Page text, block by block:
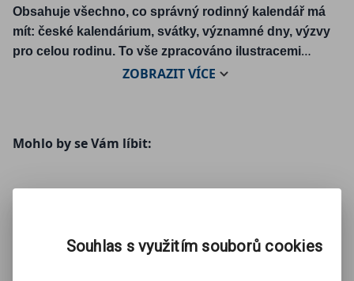
Obsahuje všechno, co správný rodinný kalendář má
mít: české kalendárium, svátky, významné dny, výzvy
pro celou rodinu. To vše zpracováno ilustracemi
oblíbeného autora. S naším kalendářem vám neuteče
ZOBRAZITVÍCE
Mohlo by se Vám líbit:
Souhlas s využitím souborů cookies